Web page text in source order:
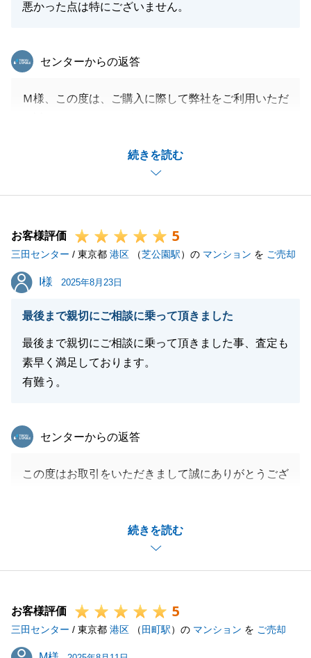
悪かった点は特にございません。
続きを読む
東急リバブル
センターからの返答
Ｍ様、この度は、ご購入に際して弊社をご利用いただ
りなくお取引できました。
ご家族様で快適にお住まいいただけますと幸いです。
引き続きお困りごと等ございましたらお気軽にご連絡
お客様評価 5
三田センター / 東京都 港区 （芝公園駅）の マンション を ご売却
I様
I様 2025年8月23日
最後まで親切にご相談に乗って頂きました
最後まで親切にご相談に乗って頂きました事、査定も
素早く満足しております。
有難う。
続きを読む
東急リバブル
センターからの返答
この度はお取引をいただきまして誠にありがとうござ
の過程において様々ご協力いただきました。
心より御礼申し上げます。今後も何かございましたら
お気軽にお申し付けくださいませ。
お客様評価 5
三田センター / 東京都 港区 （ 田町駅）の マンション を ご売却
M様